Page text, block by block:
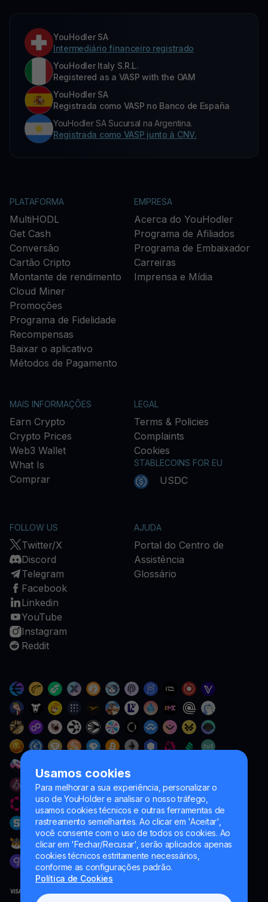
Usamos cookies
Para melhorar a sua experiência, personalizar o
uso de YouHolder e analisar o nosso tráfego,
usamos cookies técnicos e outras ferramentas de
rastreamento semelhantes. Ao clicar em 'Aceitar',
você consente com o uso de todos os cookies. Ao
clicar em 'Fechar/Recusar', serão aplicados apenas
cookies técnicos estritamente necessários,
conforme as configurações padrão.
Política de Cookies
YouHodler SA
Intermediário financeiro registrado
YouHodler Italy S.R.L.
Registered as a VASP with the OAM
YouHodler SA
Registrada como VASP no Banco de España
YouHodler SA Sucursal na Argentina.
Registrada como VASP junto à CNV.
PLATAFORMA
MultiHODL
Get Cash
Conversão
Cartão Cripto
Montante de rendimento
Cloud Miner
Promoções
Programa de Fidelidade
Recompensas
Baixar o aplicativo
Métodos de Pagamento
EMPRESA
Acerca do YouHodler
Programa de Afiliados
Programa de Embaixador
Carreiras
Imprensa e Mídia
MAIS INFORMAÇÕES
Earn Crypto
Crypto Prices
Web3 Wallet
What Is
Comprar
LEGAL
Terms & Policies
Complaints
Cookies
STABLECOINS FOR EU
USDC
FOLLOW US
Twitter/X
Discord
Telegram
Facebook
Linkedin
YouTube
Instagram
Reddit
AJUDA
Portal do Centro de
Assistência
Glossário